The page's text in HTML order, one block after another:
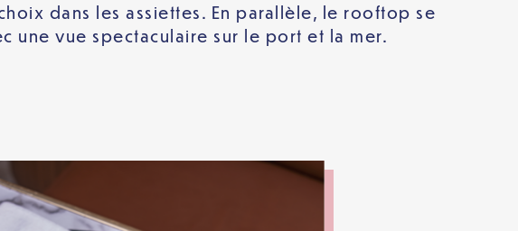
dans les assiettes. En parallèle, le rooftop se
une vue spectaculaire sur le port et la mer.